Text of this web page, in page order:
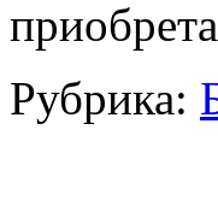
Рубрика: